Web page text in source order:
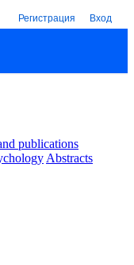
Регистрация Вход
publications
Abstracts